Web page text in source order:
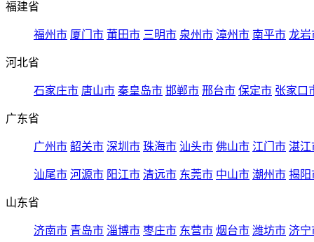
福建省
福州市 厦门市 莆田市 三明市 泉州市 漳州市 南平市 龙岩
河北省
石家庄市 唐山市 秦皇岛市 邯郸市 邢台市 保定市 张家口
广东省
广州市 韶关市 深圳市 珠海市 汕头市 佛山市 江门市 湛江
汕尾市 河源市 阳江市 清远市 东莞市 中山市 潮州市 揭阳
山东省
济南市 青岛市 淄博市 枣庄市 东营市 烟台市 潍坊市 济宁